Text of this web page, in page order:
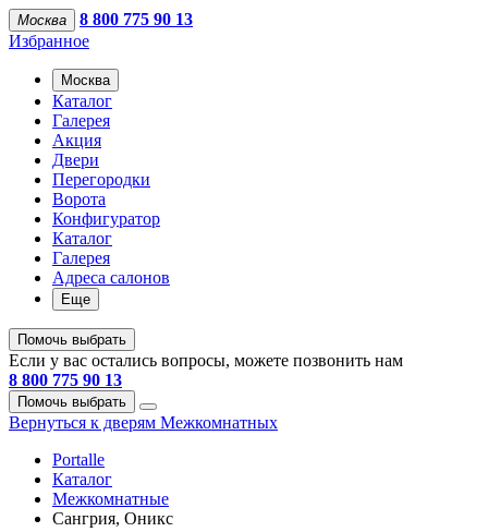
Москва
8 800 775 90 13
Избранное
Москва
Каталог
Галерея
Акция
Двери
Перегородки
Ворота
Конфигуратор
Каталог
Галерея
Адреса салонов
Еще
Помочь выбрать
Если у вас остались вопросы, можете позвонить нам
8 800 775 90 13
Помочь выбрать
Вернуться к дверям Межкомнатных
Portalle
Каталог
Межкомнатные
Сангрия, Оникс